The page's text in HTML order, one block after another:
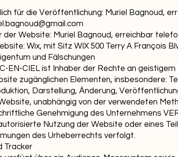
für die Veröffentlichung: Muriel Bagnoud,
Website: Muriel Bagnoud, erreichbar
Wix, mit Sitz WIX 500 Terry A François
und Fälschungen
EN-CIEL ist Inhaber der Rechte an
zugänglichen Elementen, insbesondere:
Darstellung, Änderung,
unabhängig von der verwendeten
Genehmigung des Unternehmens
Nutzung der Website oder eines
des Urheberrechts verfolgt.
Tracker